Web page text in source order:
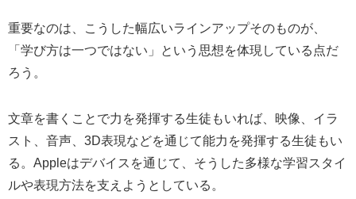
重要なのは、こうした幅広いラインアップそのものが、
「学び方は一つではない」という思想を体現している点だ
ろう。
文章を書くことで力を発揮する生徒もいれば、映像、イラ
スト、音声、3D表現などを通じて能力を発揮する生徒もい
る。Appleはデバイスを通じて、そうした多様な学習スタイ
ルや表現方法を支えようとしている。